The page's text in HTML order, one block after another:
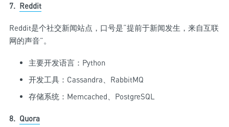
7. Reddit
Reddit是个社交新闻站点，口号是“提前于新闻发生，来自互联
网的声音”。
主要开发语言：Python
开发工具：Cassandra、RabbitMQ
存储系统：Memcached、PostgreSQL
8. Quora